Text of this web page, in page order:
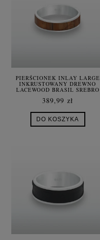
PIERŚCIONEK INLAY LARGE
INKRUSTOWANY DREWNO
LACEWOOD BRASIL SREBRO
389,99 zł
DO KOSZYKA